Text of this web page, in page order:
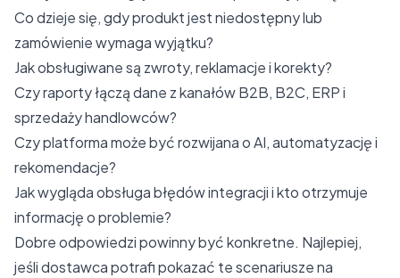
Co dzieje się, gdy produkt jest niedostępny lub
zamówienie wymaga wyjątku?
Jak obsługiwane są zwroty, reklamacje i korekty?
Czy raporty łączą dane z kanałów B2B, B2C, ERP i
sprzedaży handlowców?
Czy platforma może być rozwijana o AI, automatyzację i
rekomendacje?
Jak wygląda obsługa błędów integracji i kto otrzymuje
informację o problemie?
Dobre odpowiedzi powinny być konkretne. Najlepiej,
jeśli dostawca potrafi pokazać te scenariusze na